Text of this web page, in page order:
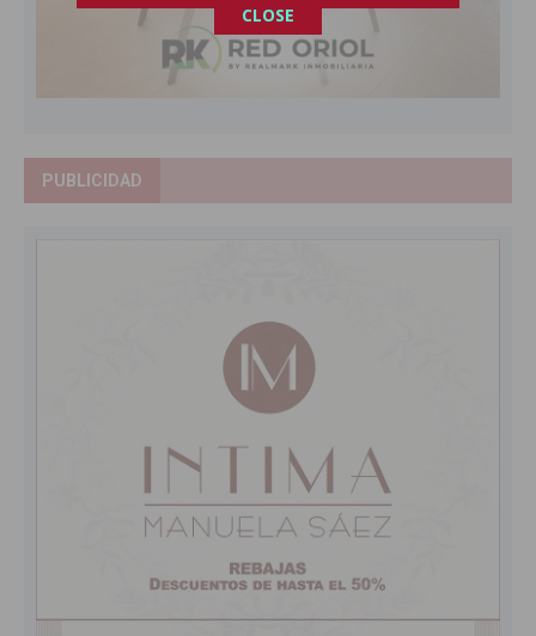
PUBLICIDAD
CLOSE